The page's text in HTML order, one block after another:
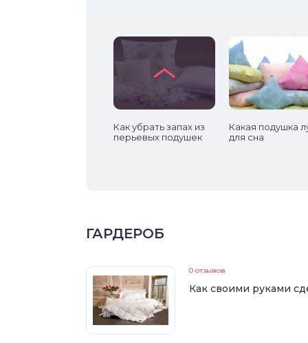
Как убрать запах из
перьевых подушек
Какая подушка
для сна
ГАРДЕРОБ
0 отзывов
Как своими руками